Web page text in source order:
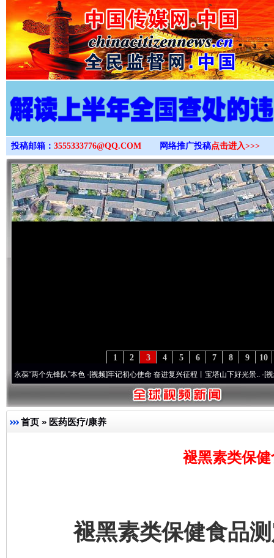
>
投稿邮箱： 3555333776@QQ.COM 网络推广投稿点击进入>>>
10
9
8
7
6
5
4
3
2
1
先锋队”本色·[视频]牢记初心使命 奋进复兴征程丨宝塔山下好光景..·[视频]因党而
首页 » 医药医疗/康养
褪黑素类保
褪黑素类保健食品测